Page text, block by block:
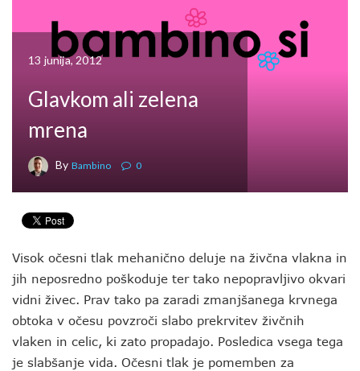
13 junija, 2012
Glavkom ali zelena
mrena
By Bambino 0
Visok očesni tlak mehanično deluje na živčna vlakna in
jih neposredno poškoduje ter tako nepopravljivo okvari
vidni živec. Prav tako pa zaradi zmanjšanega krvnega
obtoka v očesu povzroči slabo prekrvitev živčnih
vlaken in celic, ki zato propadajo. Posledica vsega tega
je slabšanje vida. Očesni tlak je pomemben za